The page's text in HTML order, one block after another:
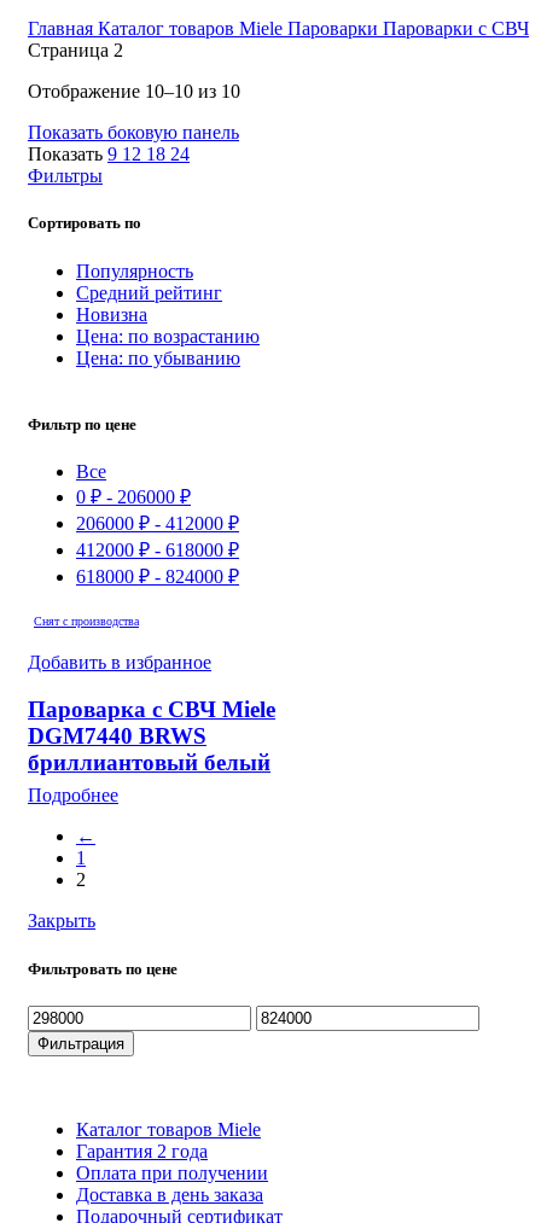
Закрыть
Фильтровать по цене
Минимальная
цена
Максимальная
цена
Фильтрация
Главная Каталог товаров Miele Пароварки Пароварки с СВЧ
Страница 2
Отображение 10–10 из 10Цены:
Показать боковую панель
Показать 9 12 18 24
Фильтры
Сортировать по
Популярность
Средний рейтинг
Новизна
Цена: по возрастанию
Цена: по убыванию
Фильтр по цене
Все
0 ₽ - 206000 ₽
206000 ₽ - 412000 ₽
412000 ₽ - 618000 ₽
618000 ₽ - 824000 ₽
Снят с производства
Добавить в избранное
Пароварка с СВЧ Miele
DGM7440 BRWS
бриллиантовый белый
Подробнее
←
1
2
Каталог товаров Miele
Гарантия 2 года
Оплата при получении
Доставка в день заказа
Подарочный сертификат